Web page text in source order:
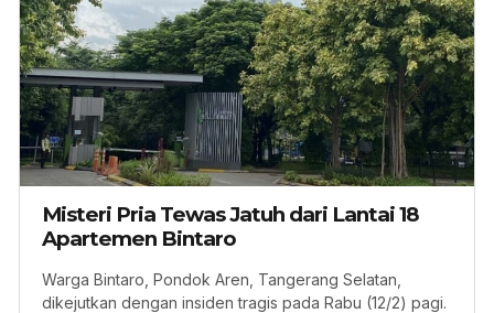
Misteri Pria Tewas Jatuh dari Lantai 18
Apartemen Bintaro
Warga Bintaro, Pondok Aren, Tangerang Selatan,
dikejutkan dengan insiden tragis pada Rabu (12/2) pagi.